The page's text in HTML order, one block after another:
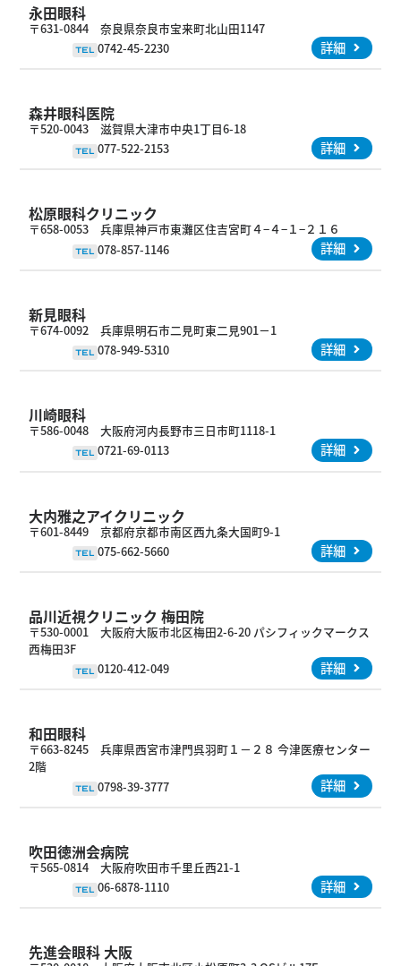
永田眼科
〒631-0844 奈良県奈良市宝来町北山田1147
TEL 0742-45-2230 詳細
森井眼科医院
〒520-0043 滋賀県大津市中央1丁目6-18
TEL 077-522-2153 詳細
松原眼科クリニック
〒658-0053 兵庫県神戸市東灘区住吉宮町４−４−１−２１６
TEL 078-857-1146 詳細
新見眼科
〒674-0092 兵庫県明石市二見町東二見901－1
TEL 078-949-5310 詳細
川崎眼科
〒586-0048 大阪府河内長野市三日市町1118-1
TEL 0721-69-0113 詳細
大内雅之アイクリニック
〒601-8449 京都府京都市南区西九条大国町9-1
TEL 075-662-5660 詳細
品川近視クリニック 梅田院
〒530-0001 大阪府大阪市北区梅田2-6-20 パシフィックマークス
西梅田3F
TEL 0120-412-049 詳細
和田眼科
〒663-8245 兵庫県西宮市津門呉羽町１－２８ 今津医療センター
2階
TEL 0798-39-3777 詳細
吹田徳洲会病院
〒565-0814 大阪府吹田市千里丘西21-1
TEL 06-6878-1110 詳細
先進会眼科 大阪